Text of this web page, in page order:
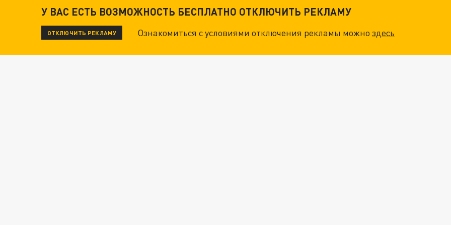
У ВАС ЕСТЬ ВОЗМОЖНОСТЬ БЕСПЛАТНО ОТКЛЮЧИТЬ РЕКЛАМУ
ОТКЛЮЧИТЬ РЕКЛАМУ Ознакомиться с условиями отключения рекламы можноздесь